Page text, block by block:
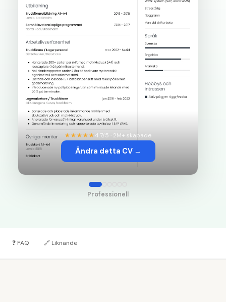
★★★★★4.7/5 · 2M+ skapade
Ändra detta CV →
Professionell
❓ FAQ 🔗 Liknande